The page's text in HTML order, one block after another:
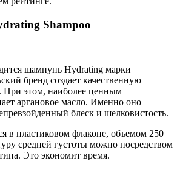
Shampoo
шампунь Hydrating марки
бренд создает качественную
При этом, наиболее ценным
аргановое масло. Именно оно
блеск и шелковистость.
в пластиковом флаконе, объемом 250
средней густоты можно посредством
Это экономит время.